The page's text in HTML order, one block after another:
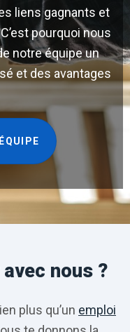
liens gagnants et
pourquoi nous
notre équipe un
et des avantages
nous ?
plus qu’un emploi